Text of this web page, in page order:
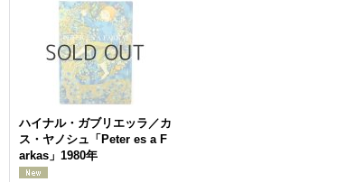
ハイナル・ガブリエッラ／カ
ス・ヤノシュ「Peter es a F
arkas」1980年